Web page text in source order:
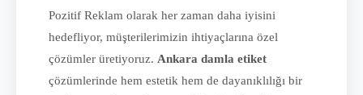
Pozitif Reklam olarak her zaman daha iyisini
hedefliyor, müşterilerimizin ihtiyaçlarına özel
çözümler üretiyoruz. Ankara damla etiket
çözümlerinde hem estetik hem de dayanıklılığı bir